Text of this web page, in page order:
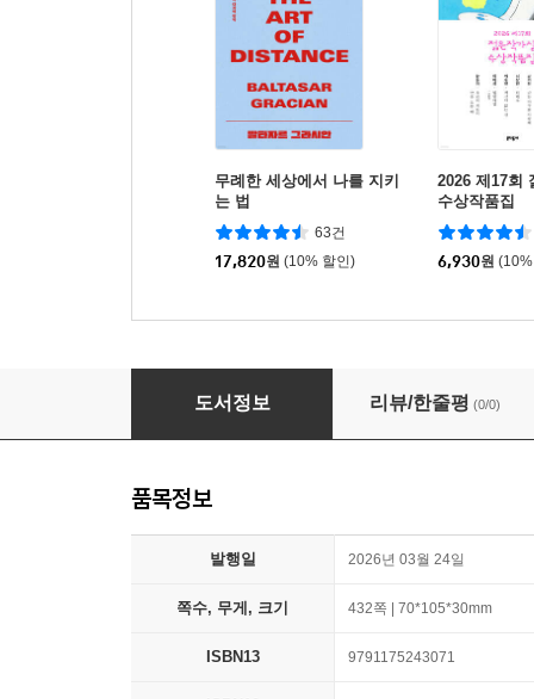
무례한 세상에서 나를 지키
는 법
63건
17,820원 (10% 할인)
2026 제17회
수상작품집
6,930원
위대한 개츠비 미니미니 키링북
도서정보 리뷰/한줄평 (0/0)
품목정보
발행일 2026년 03월 24일
쪽수, 무게, 크기 432쪽 | 70*105*30mm
ISBN13 9791175243071